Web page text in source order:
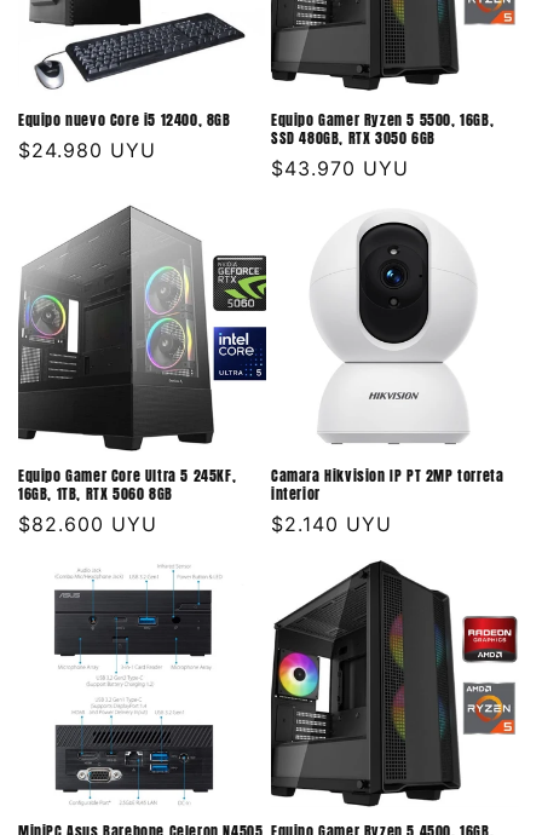
Equipo nuevo Core i5 12400, 8GB
Precio
$24.980 UYU
Equipo Gamer Ryzen 5 5500, 16GB,
SSD 480GB, RTX 3050 6GB
Precio
$43.970 UYU
Equipo Gamer Core Ultra 5 245KF,
16GB, 1TB, RTX 5060 8GB
Precio
$82.600 UYU
Camara Hikvision IP PT 2MP torreta
interior
Precio
$2.140 UYU